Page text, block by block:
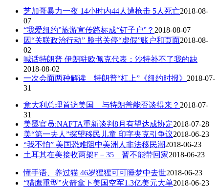
芝加哥暴力一夜 14小时内44人遭枪击 5人死亡2018-08-
07
“我爱纽约”旅游宣传路标成“钉子户”？ 2018-08-07
因“关联政治行动” 脸书关停“虚假”账户和页面2018-08-
02
喊话特朗普 伊朗驻欧佩克代表：沙特补不了我的缺
2018-08-02
一次会面两种解读 特朗普“杠上”《纽约时报》 2018-07-
31
意大利总理首访美国 与特朗普能否谈得来？ 2018-07-
31
美墨官员:NAFTA重新谈判8月有望达成协定2018-07-28
美“第一夫人”探望移民儿童 印字夹克引争议2018-06-23
“我不怕” 美国恐难阻中美洲人非法移民潮2018-06-23
土耳其在美接收两架F－35 暂不能带回家2018-06-23
懂手语、养过猫 46岁猩猩可可睡梦中去世2018-06-23
“猎鹰重型”火箭拿下美国空军1.3亿美元大单2018-06-23